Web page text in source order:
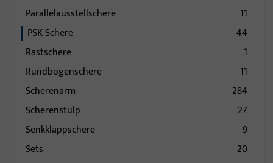
Parallelausstellschere
11
PSK Schere
44
Rastschere
1
Rundbogenschere
11
Scherenarm
284
Scherenstulp
27
Senkklappschere
9
Sets
20